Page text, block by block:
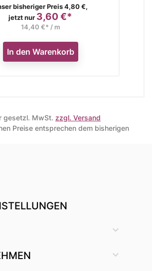
bisheriger Preis 4,80 €,
jetzt nur Preis
3,60 €*
14,40 €* / m
In den Warenkorb
gesetzl. MwSt. zzgl. Versand
Preise entsprechen dem bisherigen

